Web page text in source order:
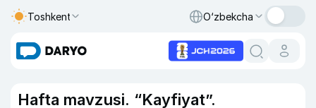
Toshkent O‘zbekcha
Hafta mavzusi. “Kayfiyat”.